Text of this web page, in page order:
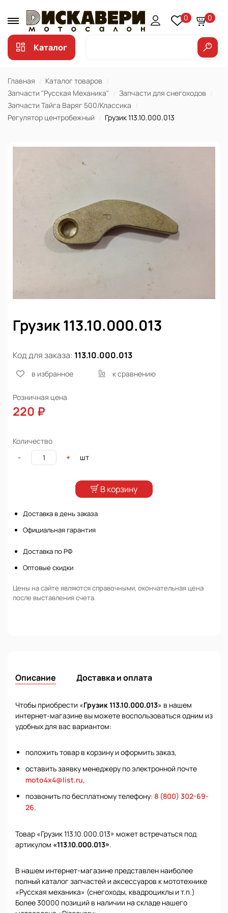
0 0
Каталог
Главная
Каталог товаров
Запчасти "Русская Механика"
Запчасти для снегоходов
Запчасти Тайга Варяг 500/Классика
Регулятор центробежный
Грузик 113.10.000.013
Грузик 113.10.000.013
Код для заказа: 113.10.000.013
в избранное к сравнению
Розничная цена
220 ₽
Количество
-
+ шт
В корзину
Доставка в день заказа
Официальная гарантия
Доставка по РФ
Оптовые скидки
Цены на сайте являются справочными, окончательная цена
после выставления счета.
Описание Доставка и оплата
Чтобы приобрести «Грузик 113.10.000.013» в нашем
интернет-магазине вы можете воспользоваться одним из
удобных для вас вариантом:
положить товар в корзину и оформить заказ,
оставить заявку менеджеру по электронной почте
moto4x4@list.ru,
позвонить по бесплатному телефону: 8 (800) 302-69-
26.
Товар «Грузик 113.10.000.013» может встречаться под
артикулом «113.10.000.013».
В нашем интернет-магазине представлен наиболее
полный каталог запчастей и аксессуаров к мототехнике
«Русская механика» (снегоходы, квадроциклы и т.п.)
Более 30000 позиций в наличии на складе нашего